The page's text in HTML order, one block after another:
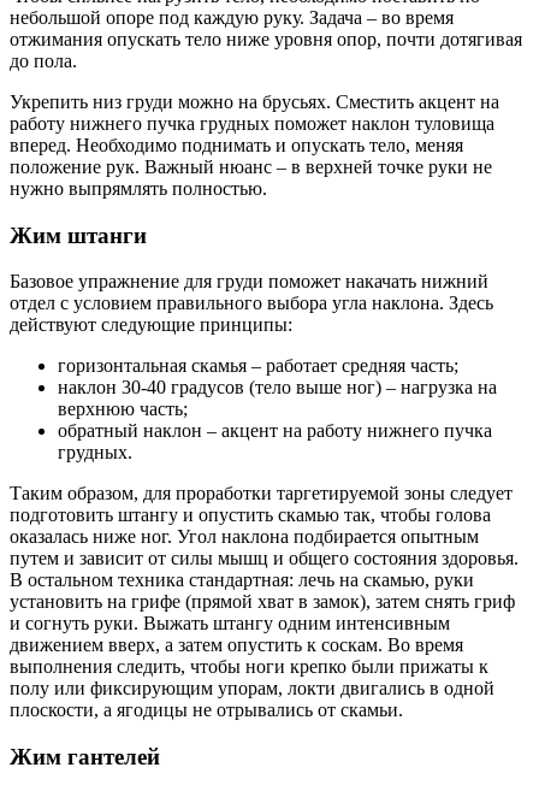
небольшой опоре под каждую руку. Задача – во время
отжимания опускать тело ниже уровня опор, почти дотягивая
до пола.
Укрепить низ груди можно на брусьях. Сместить акцент на
работу нижнего пучка грудных поможет наклон туловища
вперед. Необходимо поднимать и опускать тело, меняя
положение рук. Важный нюанс – в верхней точке руки не
нужно выпрямлять полностью.
Жим штанги
Базовое упражнение для груди поможет накачать нижний
отдел с условием правильного выбора угла наклона. Здесь
действуют следующие принципы:
горизонтальная скамья – работает средняя часть;
наклон 30-40 градусов (тело выше ног) – нагрузка на
верхнюю часть;
обратный наклон – акцент на работу нижнего пучка
грудных.
Таким образом, для проработки таргетируемой зоны следует
подготовить штангу и опустить скамью так, чтобы голова
оказалась ниже ног. Угол наклона подбирается опытным
путем и зависит от силы мышц и общего состояния здоровья.
В остальном техника стандартная: лечь на скамью, руки
установить на грифе (прямой хват в замок), затем снять гриф
и согнуть руки. Выжать штангу одним интенсивным
движением вверх, а затем опустить к соскам. Во время
выполнения следить, чтобы ноги крепко были прижаты к
полу или фиксирующим упорам, локти двигались в одной
плоскости, а ягодицы не отрывались от скамьи.
Жим гантелей